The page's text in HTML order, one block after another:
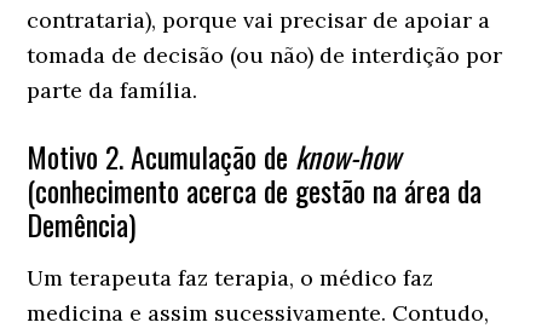
contrataria), porque vai precisar de apoiar a
tomada de decisão (ou não) de interdição por
parte da família.
Motivo 2. Acumulação de know-how
(conhecimento acerca de gestão na área da
Demência)
Um terapeuta faz terapia, o médico faz
medicina e assim sucessivamente. Contudo,